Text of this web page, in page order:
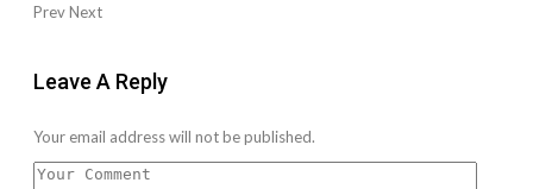
PrevNext
Leave A Reply
Your email address will not be published.